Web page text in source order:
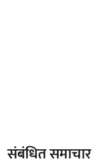
संबंधित समाचार